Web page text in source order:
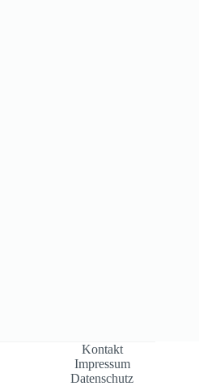
Kontakt
Impressum
Datenschutz